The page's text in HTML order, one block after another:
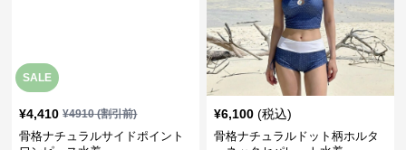
SALE
¥4,410 ¥4910(割引前)
骨格ナチュラルサイドポイント
¥6,100 (税込)
骨格ナチュラルドット柄ホルタ